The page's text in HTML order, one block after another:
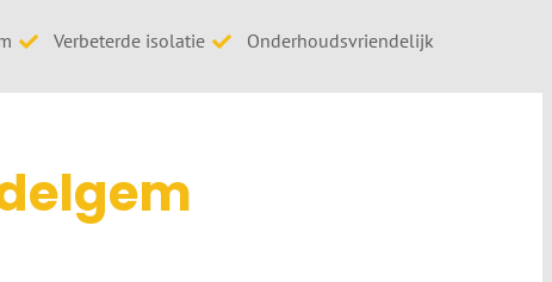
Verbeterde isolatie Onderhoudsvriendelijk